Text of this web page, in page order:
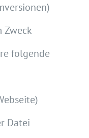
Zweck
folgende
Datei